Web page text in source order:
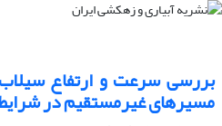
بررسی سرعت و ارتفاع
مسیرهای غیرمستقیم در